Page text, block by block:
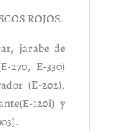
ROJOS.
jarabe de
270, E-330)
(E-202),
120i) y